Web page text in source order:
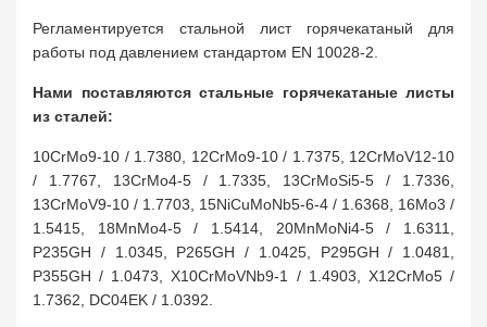
Регламентируется стальной лист горячекатаный для
работы под давлением стандартом EN 10028-2.
Нами поставляются стальные горячекатаные листы
из сталей:
10CrMo9-10 / 1.7380, 12CrMo9-10 / 1.7375, 12CrMoV12-10
/ 1.7767, 13CrMo4-5 / 1.7335, 13CrMoSi5-5 / 1.7336,
13CrMoV9-10 / 1.7703, 15NiCuMoNb5-6-4 / 1.6368, 16Mo3 /
1.5415, 18MnMo4-5 / 1.5414, 20MnMoNi4-5 / 1.6311,
P235GH / 1.0345, P265GH / 1.0425, P295GH / 1.0481,
P355GH / 1.0473, X10CrMoVNb9-1 / 1.4903, X12CrMo5 /
1.7362, DC04EK / 1.0392.